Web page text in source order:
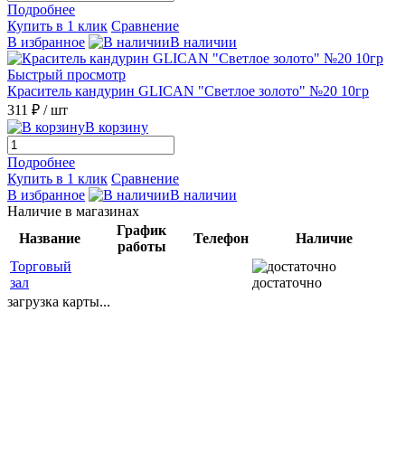
Подробнее
Купить в 1 клик Сравнение
В избранное
В наличии
Быстрый просмотр
Краситель кандурин GLICAN "Светлое золото" №20 10гр
311 ₽ / шт
В корзину
Подробнее
Купить в 1 клик Сравнение
В избранное
В наличии
Наличие в магазинах
Название
График
работы
Телефон
Наличие
Торговый
зал
достаточно
загрузка карты...